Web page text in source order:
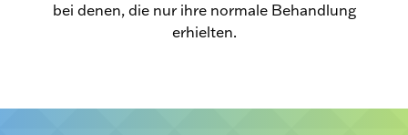
bei denen, die nur ihre normale Behandlung
erhielten.